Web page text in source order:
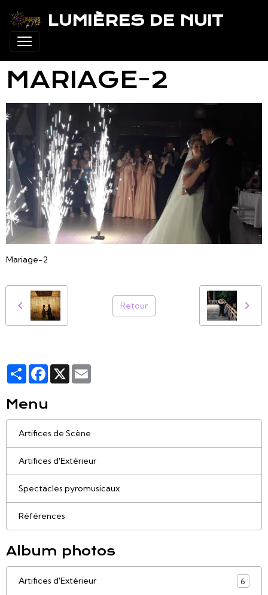
LUMIÈRES DE NUIT
MARIAGE-2
Mariage-2
Retour
PartagerFacebook
X
Menu
Artifices de Scène
Artifices d'Extérieur
Spectacles pyromusicaux
Références
Album photos
Artifices d'Extérieur 6